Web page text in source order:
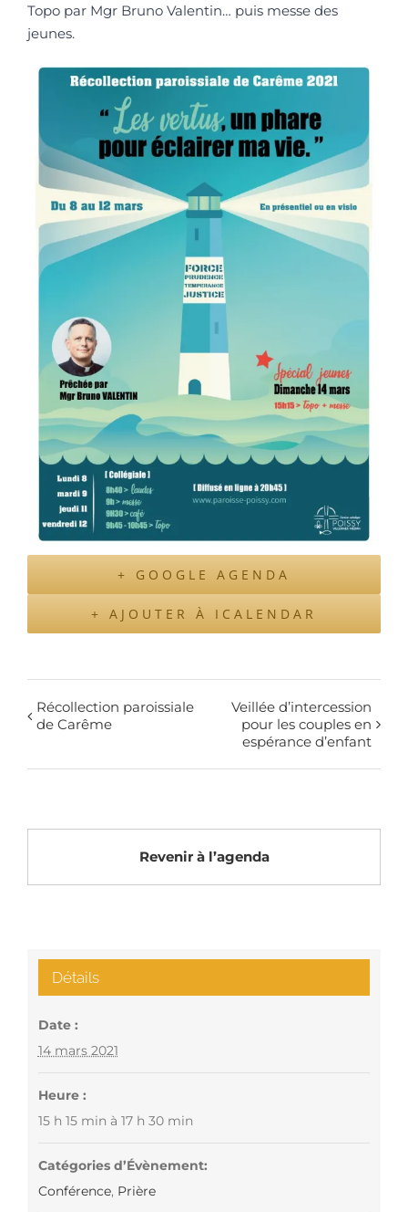
Topo par Mgr Bruno Valentin… puis messe des
jeunes.
+ GOOGLE AGENDA
+ AJOUTER À ICALENDAR
Récollection paroissiale
de Carême
Veillée d’intercession
pour les couples en
espérance d’enfant
Revenir à l’agenda
Détails
Date :
14 mars 2021
Heure :
15 h 15 min à 17 h 30 min
Catégories d’Évènement:
Conférence, Prière